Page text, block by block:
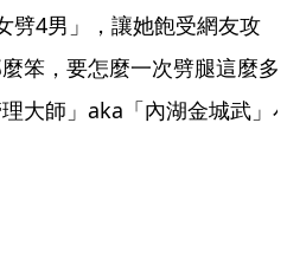
劈4男」，讓她飽受網友攻
笨，要怎麼一次劈腿這麼多
大師」aka「內湖金城武」